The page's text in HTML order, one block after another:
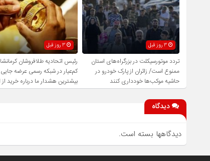
3 روز قبل
تردد موتورسیکلت در بزرگراه‌های استان
ممنوع است/ زائران از پارک خودرو در
حاشیه موکب‌ها خودداری کنند
3 روز قبل
رئیس اتحادیه طلافروشان
کم‌عیار در شبکه رسمی عرضه جایی
بیشترین هشدار ما درباره خرید از
فاقد صلاحیت است
دیدگاه
دیدگاهها بسته است.